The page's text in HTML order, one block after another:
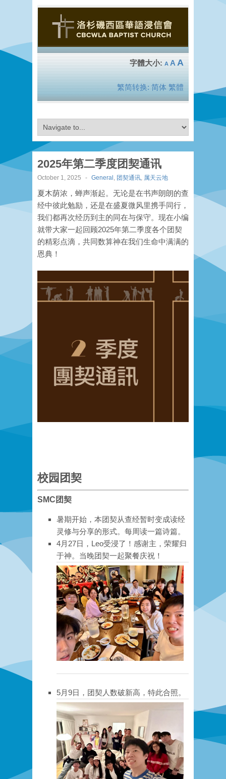
A A A
繁简转换: 简体 繁體
2025年第二季度团契通讯
October 1, 2025 - General 团契通讯 属天云地
夏木荫浓，蝉声渐起。无论是在书声朗朗的查
经中彼此勉励，还是在盛夏微风里携手同行，
我们都再次经历到主的同在与保守。现在小编
就带大家一起回顾2025年第二季度各个团契
的精彩点滴，共同数算神在我们生命中满满的
恩典！
校园团契
SMC团契
暑期开始，本团契从查经暂时变成读经
灵修与分享的形式。每周读一篇诗篇。
4月27日，Leo受浸了！感谢主，荣耀归
于神。当晚团契一起聚餐庆祝！​
5月9日，团契人数破新高，特此合照。